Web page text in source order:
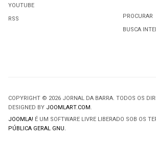
YOUTUBE
RSS
PROCURAR
BUSCA
COPYRIGHT © 2026 JORNAL DA BARRA. TODOS OS
DESIGNED BY JOOMLART.COM.
JOOMLA! É UM SOFTWARE LIVRE LIBERADO SOB OS
PÚBLICA GERAL GNU.